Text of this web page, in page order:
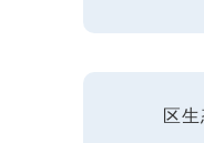
区